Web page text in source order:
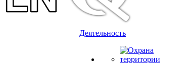
Деятельность